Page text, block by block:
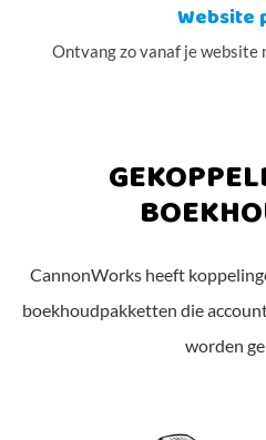
Website
Ontvang zo vanaf je
CannonWorks heeft
boekhoudpakketten die
worden